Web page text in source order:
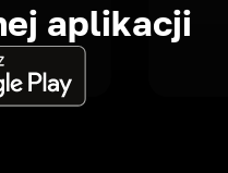
aplikacji